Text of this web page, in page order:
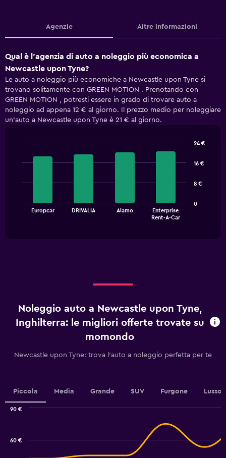
Agenzie Altre informazioni
Qual è l'agenzia di auto a noleggio più economica a
Newcastle upon Tyne?
Le auto a noleggio più economiche a Newcastle upon Tyne si
trovano solitamente con GREEN MOTION . Prenotando con
GREEN MOTION , potresti essere in grado di trovare auto a
noleggio ad appena 12 € al giorno. Il prezzo medio per noleggiare
un'auto a Newcastle upon Tyne è 21 € al giorno.
bars.
The
chart
The
chart
has
axis
Range:
0
to
graphic.
Europcar DRIVALIA Alamo
Enterprise
Rent-A-Car
0
8 €
16 €
24 €
Noleggio auto a Newcastle upon Tyne,
Inghilterra: le migliori offerte trovate su
momondo
Newcastle upon Tyne: trova l'auto a noleggio perfetta per te
Piccola Media Grande SUV Furgone Lusso
60 €
90 €